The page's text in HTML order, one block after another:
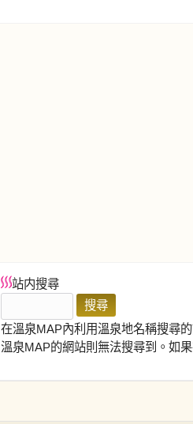
站内搜尋
在溫泉MAP內利用溫泉地名稱搜尋
溫泉MAP的網站則無法搜尋到。如